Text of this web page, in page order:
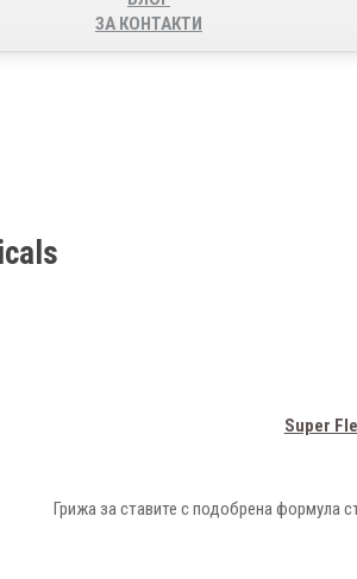
ЗА КОНТАКТИ
Super
Грижа за ставите с подобрена формула